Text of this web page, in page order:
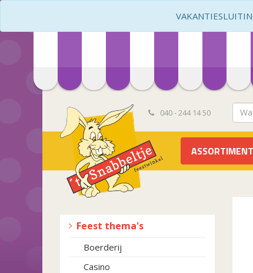
040 - 244 14 50
ASSORTIMENT
Feest thema's
Boerderij
Casino